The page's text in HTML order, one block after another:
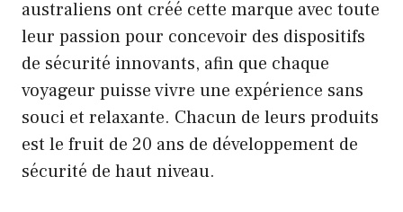
australiens ont créé cette marque avec toute
leur passion pour concevoir des dispositifs
de sécurité innovants, afin que chaque
voyageur puisse vivre une expérience sans
souci et relaxante. Chacun de leurs produits
est le fruit de 20 ans de développement de
sécurité de haut niveau.